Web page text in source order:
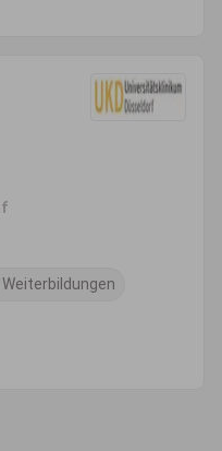
Weiterbildungen